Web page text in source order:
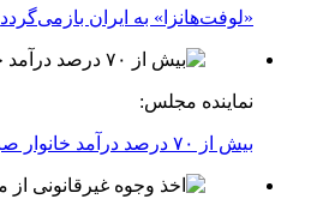
«لوفت‌هانزا» به ایران بازمی‌گردد
نماینده مجلس:
بیش از ۷۰ درصد درآمد خانوار صرف اجاره خانه می‌شود